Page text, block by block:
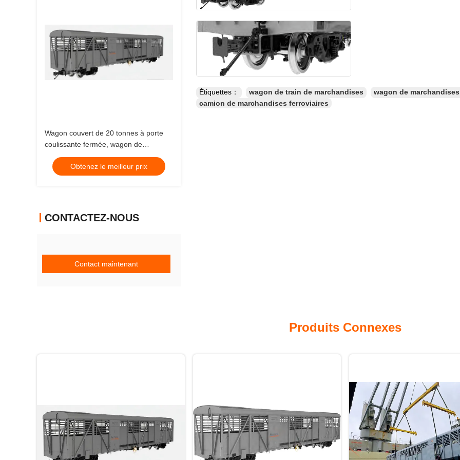
Wagon couvert de 20 tonnes à porte
coulissante fermée, wagon de
marchandises ferroviaire de 3 mètres
Obtenez le meilleur prix
CONTACTEZ-NOUS
Contact maintenant
Étiquettes： wagon de train de marchandises
wagon de
camion de marchandises ferroviaires
Produits Connexes